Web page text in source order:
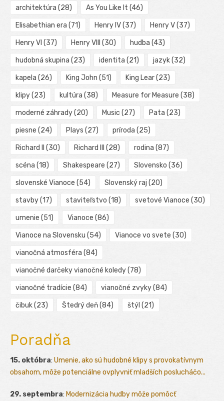
architektúra (28) As You Like It (46)
Elisabethian era (71) Henry IV(37) Henry V(37)
Henry VI (37) Henry VIII (30) hudba (43)
hudobná skupina (23) identita (21) jazyk(32)
kapela (26) King John (51) King Lear(23)
klipy(23) kultúra (38) Measure for Measure (38)
moderné záhrady(20) Music (27) Pata (23)
piesne (24) Plays (27) príroda (25)
Richard II (30) Richard III (28) rodina (87)
scéna (18) Shakespeare (27) Slovensko (36)
slovenské Vianoce (54) Slovenský raj (20)
stavby(17) staviteľstvo (18) svetové Vianoce (30)
umenie (51) Vianoce (86)
Vianoce na Slovensku (54) Vianoce vo svete (30)
vianočná atmosféra (84)
vianočné darčeky vianočné koledy(78)
vianočné tradície (84) vianočné zvyky(84)
čibuk(23) Štedrý deň(84) štýl (21)
Poradňa
15. októbra: Umenie, ako sú hudobné klipy s provokatívnym
obsahom, môže potenciálne ovplyvniť mladších poslucháčo...
29. septembra: Modernizácia hudby môže pomôcť